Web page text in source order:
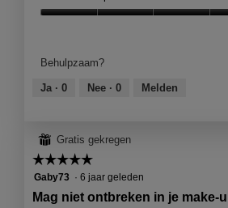
4
van
Behulpzaam?
Ja · 0 Nee · 0 Melden
⊞ Gratis gekregen
☆☆☆☆☆
☆☆☆☆☆
5
van
Gaby73 · 6 jaar geleden
Mag niet ontbreken in je make-